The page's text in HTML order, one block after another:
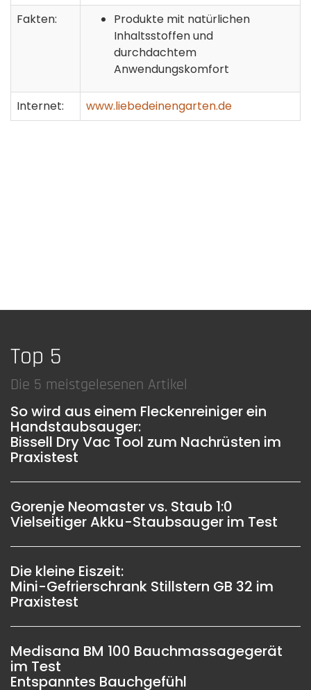
Fakten:
Produkte mit natürlichen
Inhaltsstoffen und
durchdachtem
Anwendungskomfort
Internet: www.liebedeinengarten.de
Top 5
Die 5 meistgelesenen Artikel
So wird aus einem Fleckenreiniger ein
Handstaubsauger:
Bissell Dry Vac Tool zum Nachrüsten im
Praxistest
Gorenje Neomaster vs. Staub 1:0
Vielseitiger Akku-Staubsauger im Test
Die kleine Eiszeit:
Mini-Gefrierschrank Stillstern GB 32 im
Praxistest
Medisana BM 100 Bauchmassagegerät
im Test
Entspanntes Bauchgefühl